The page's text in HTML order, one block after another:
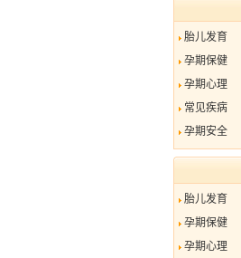
胎儿发育
孕期保健
孕期心理
常见疾病
孕期安全
胎儿发育
孕期保健
孕期心理